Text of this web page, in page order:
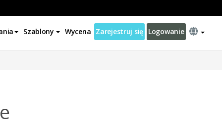
Szablony Wycena Zarejestruj się Logowanie